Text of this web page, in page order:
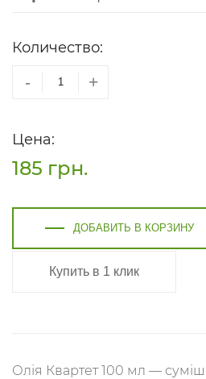
Количество:
- +
Цена:
185 грн.
ДОБАВИТЬ В КОРЗИНУ
Купить в 1 клик
Олія Квартет 100 мл — суміш